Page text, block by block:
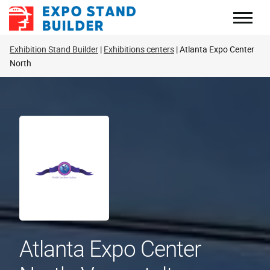
Zum
Inhalt
Exhibition Stand Builder Exhibitions centers Atlanta Expo Center
North
Atlanta Expo Center